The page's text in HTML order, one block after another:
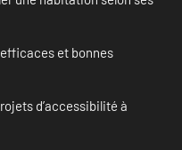
et bonnes
d’accessibilité à